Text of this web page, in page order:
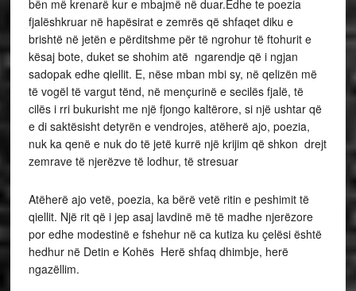
bën më krenarë kur e mbajmë në duar.Edhe te poezia
fjalëshkruar në hapësirat e zemrës që shfaqet diku e
brishtë në jetën e përditshme për të ngrohur të ftohurit e
kësaj bote, duket se shohim atë ngarendje që i ngjan
sadopak edhe qiellit. E, nëse mban mbi sy, në qelizën më
të vogël të vargut tënd, në mençurinë e secilës fjalë, të
cilës i rri bukurisht me një fjongo kaltërore, si një ushtar që
e di saktësisht detyrën e vendrojes, atëherë ajo, poezia,
nuk ka qenë e nuk do të jetë kurrë një krijim që shkon drejt
zemrave të njerëzve të lodhur, të stresuar
Atëherë ajo vetë, poezia, ka bërë vetë ritin e peshimit të
qiellit. Një rit që i jep asaj lavdinë më të madhe njerëzore
por edhe modestinë e fshehur në ca kutiza ku çelësi është
hedhur në Detin e Kohës Herë shfaq dhimbje, herë
ngazëllim.